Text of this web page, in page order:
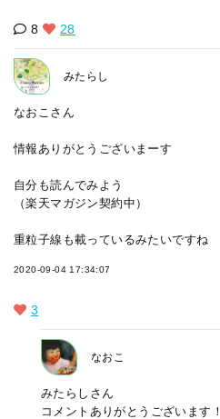
8 28
みたらし
なおこさん
情報ありがとうございまーす
自分も読んでみよう
（楽天マガジン契約中）
重粒子線も載っているみたいですね
2020-09-04 17:34:07
3
なおこ
みたらしさん
コメントありがとうございます！